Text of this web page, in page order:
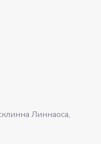
Линнаоса,